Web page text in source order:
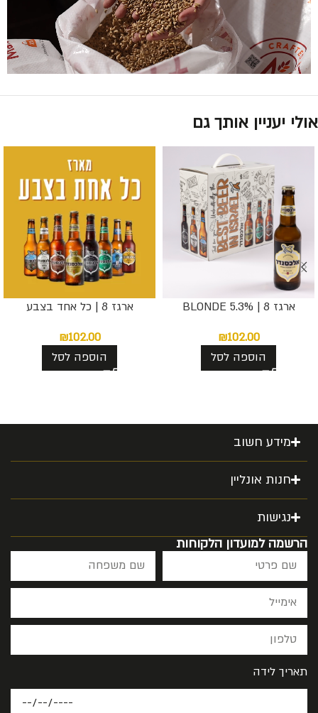
אולי יעניין אותך גם
ארגז 8 | BLONDE 5.3%
₪102.00
הוספה לסל
ארגז 8 | כל אחד בצבע
₪102.00
הוספה לסל
מידע חשוב
חנות אונליין
נגישות
הרשמה למועדון הלקוחות
תאריך לידה